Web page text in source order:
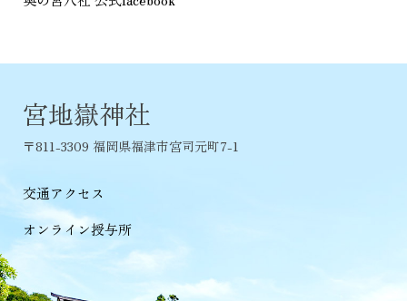
宮地嶽神社
〒811-3309 福岡県福津市宮司元町7-1
交通アクセス
オンライン授与所